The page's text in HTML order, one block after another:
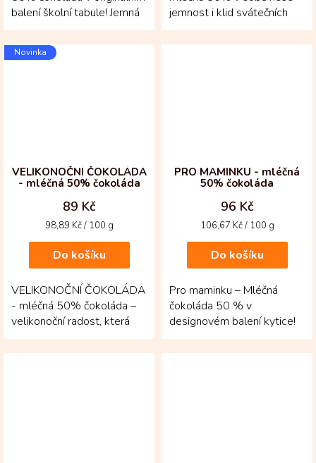
balení školní tabule! Jemná
a sametová chuť z
prvotřídních...
jemnost i klid svátečních
dnů. Tabulka z
kolumbijských bobů Fino
Novinka
VELIKONOČNÍ ČOKOLÁDA
- mléčná 50% čokoláda
89 Kč
Měrná
98,89 Kč / 100 g
Do košíku
VELIKONOČNÍ ČOKOLÁDA
- mléčná 50% čokoláda –
velikonoční radost, která
potěší na první pohled i
ochutnání! Jemná...
PRO MAMINKU - mléčná
50% čokoláda
96 Kč
Měrná
106,67 Kč / 100 g
Do košíku
Pro maminku – Mléčná
čokoláda 50 % v
designovém balení kytice!
Krémová čokoláda z
kolumbijských kakaových